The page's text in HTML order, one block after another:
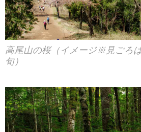
高尾山の桜（イメージ※見ごろ
旬）